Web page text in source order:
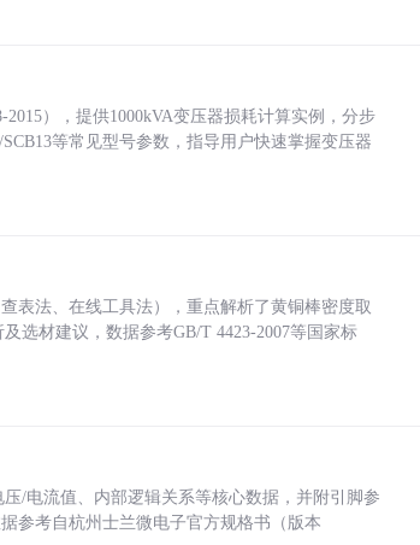
），提供1000kVA变压器损耗计算实例，分步
等常见型号参数，指导用户快速掌握变压器
表法、在线工具法），重点解析了黄铜棒密度取
选材建议，数据参考GB/T 4423-2007等国家标
/电流值、内部逻辑关系等核心数据，并附引脚参
参考自杭州士兰微电子官方规格书（版本